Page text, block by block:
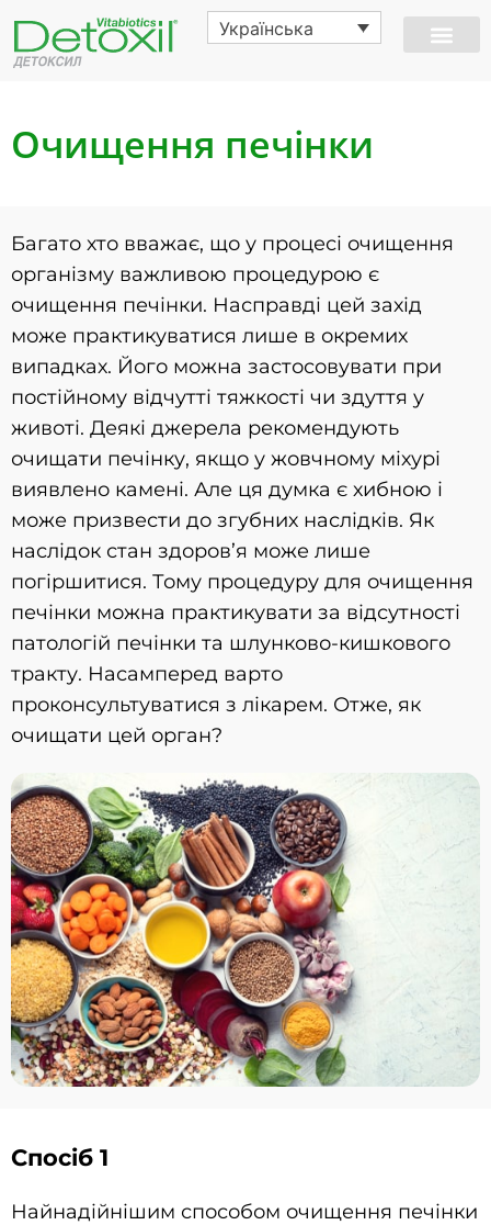
Українська
Очищення печінки
Багато хто вважає, що у процесі очищення
організму важливою процедурою є
очищення печінки. Насправді цей захід
може практикуватися лише в окремих
випадках. Його можна застосовувати при
постійному відчутті тяжкості чи здуття у
животі. Деякі джерела рекомендують
очищати печінку, якщо у жовчному міхурі
виявлено камені. Але ця думка є хибною і
може призвести до згубних наслідків. Як
наслідок стан здоров’я може лише
погіршитися. Тому процедуру для очищення
печінки можна практикувати за відсутності
патологій печінки та шлунково-кишкового
тракту. Насамперед варто
проконсультуватися з лікарем. Отже, як
очищати цей орган?
Спосіб 1
Найнадійнішим способом очищення печінки